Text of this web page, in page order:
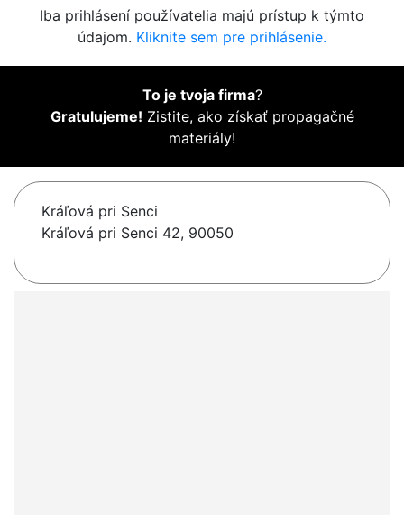
Iba prihlásení používatelia majú prístup k týmto
údajom. Kliknite sem pre prihlásenie.
To je tvoja firma?
Gratulujeme! Zistite, ako získať propagačné
materiály!
Kráľová pri Senci
Kráľová pri Senci 42, 90050